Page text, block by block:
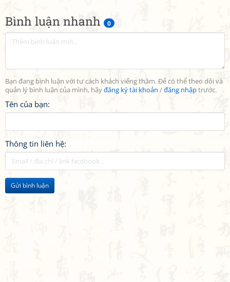
Bình luận nhanh 0
Bạn đang bình luận với tư cách khách viếng thăm. Để có thể theo dõi và
quản lý bình luận của mình, hãyđăng ký tài khoản /đăng nhậptrước.
Tên của bạn:
Thông tin liên hệ:
Gửi bình luận